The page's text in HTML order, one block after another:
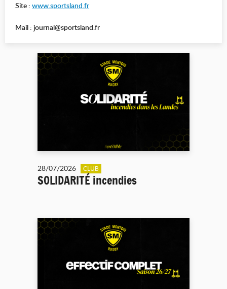
Site : www.sportsland.fr
Mail : journal@sportsland.fr
28/07/2026 CLUB
SOLIDARITÉ incendies